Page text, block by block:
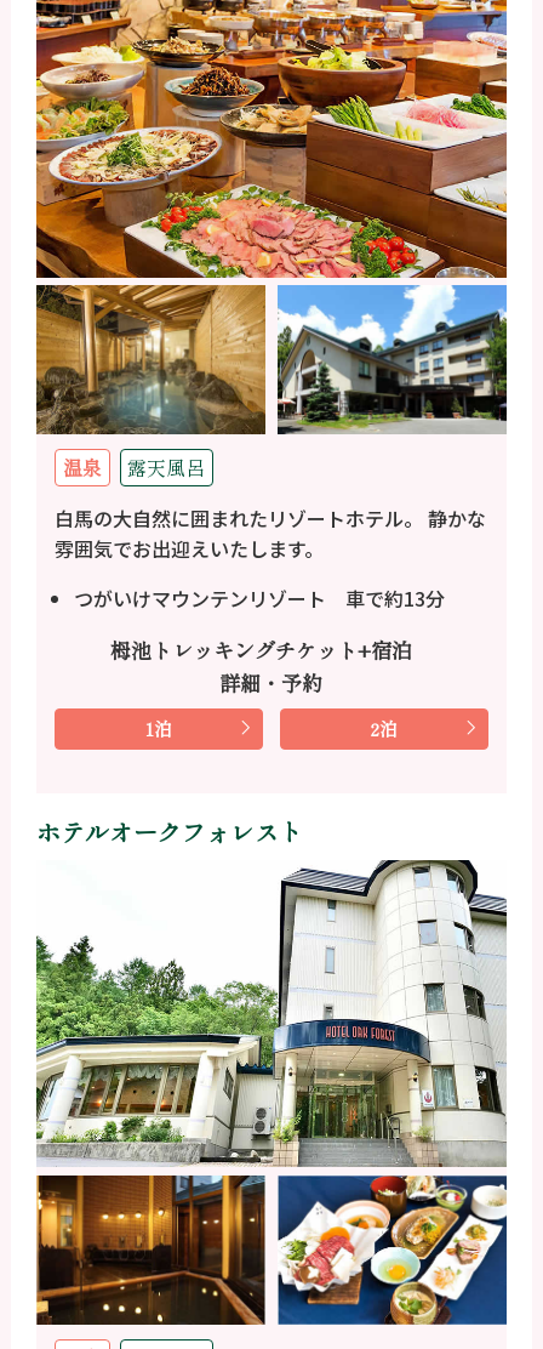
温泉
露天風呂
白馬の大自然に囲まれたリゾートホテル。 静かな
雰囲気でお出迎えいたします。
つがいけマウンテンリゾート 車で約13分
栂池トレッキングチケット+宿泊
詳細・予約
1泊 2泊
ホテルオークフォレスト